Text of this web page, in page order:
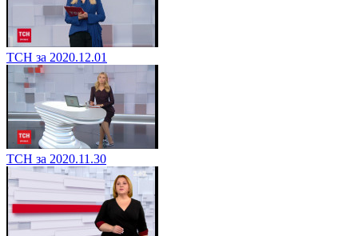
ТСН за 2020.12.01
ТСН за 2020.11.30